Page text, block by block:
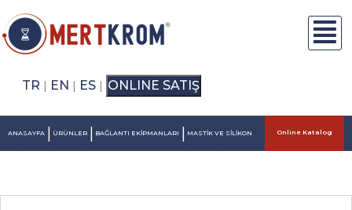
TR | EN | ES | ONLINE SATIŞ
ANASAYFA | ÜRÜNLER | BAĞLANTI EKİPMANLARI | MASTİK VE SİLİKON Online Katalog